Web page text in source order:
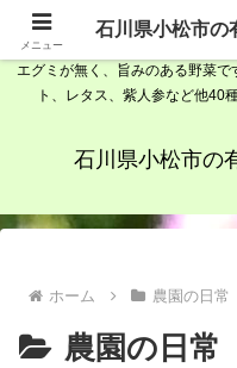
石川県小松市の有機栽培農家、
いる有機野菜は、植物性由来の
エグミが無く、旨みのある野菜
ト、レタス、紫人参など他40
石川県小松市の
ホーム 農園の日常
農園の日常
メニュー
石川県小松市の